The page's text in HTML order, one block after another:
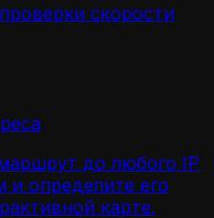
скорости
до любого IP
и определите его
карте.